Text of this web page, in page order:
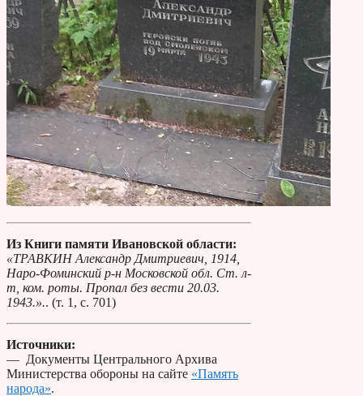
Из Книги памяти Ивановской области:
«ТРАВКИН Александр Дмитриевич, 1914,
Наро-Фоминский р-н Московской обл. Ст. л-
т, ком. роты. Пропал без вести 20.03.
1943.».. (т. 1, с. 701)
Источники:
— Документы Центрального Архива
Министерства обороны на сайте «Память
народа».